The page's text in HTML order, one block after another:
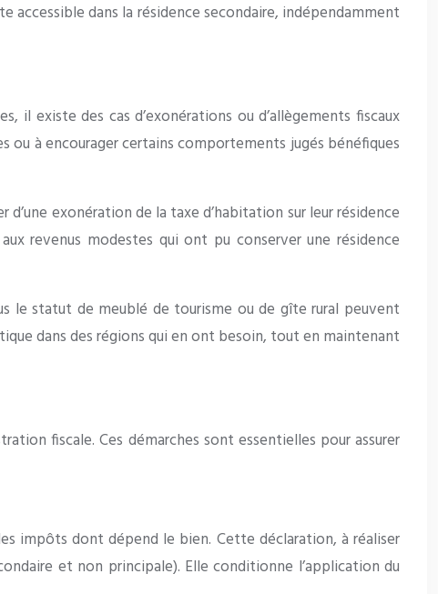
accessible dans la résidence secondaire, indépendamment
il existe des cas d’exonérations ou d’allègements fiscaux
à encourager certains comportements jugés bénéfiques
exonération de la taxe d’habitation sur leur résidence
revenus modestes qui ont pu conserver une résidence
le statut de meublé de tourisme ou de gîte rural peuvent
dans des régions qui en ont besoin, tout en maintenant
fiscale. Ces démarches sont essentielles pour assurer
impôts dont dépend le bien. Cette déclaration, à réaliser
et non principale). Elle conditionne l’application du